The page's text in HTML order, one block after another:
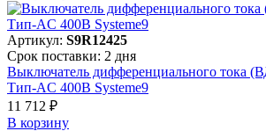
Артикул: S9R12425
Срок поставки: 2 дня
Выключатель дифференциального тока
Тип-AC 400В Systeme9
11 712 ₽
В корзинy